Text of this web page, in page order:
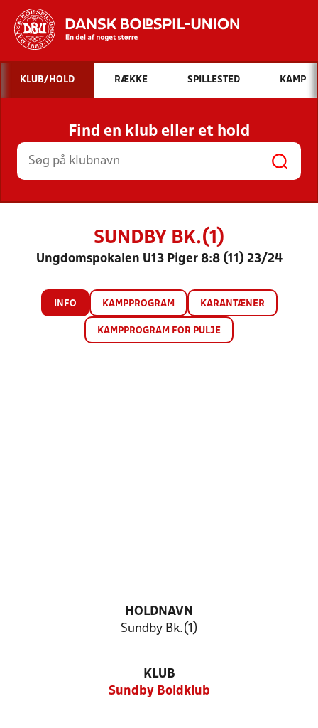
Hvad vil du søge efter?
INDHOLD OG NYHEDER
STILLINGER, RESULTATER, KLUBBER OG
HOLD
KLUB/HOLD RÆKKE SPILLESTED KAMP
Find en klub eller et hold
SUNDBY BK.(1)
Ungdomspokalen U13 Piger 8:8 (11) 23/24
INFO KAMPPROGRAM KARANTÆNER
KAMPPROGRAM FOR PULJE
HOLDNAVN
Sundby Bk.(1)
KLUB
Sundby Boldklub